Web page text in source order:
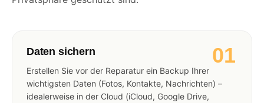
01
Daten sichern
Erstellen Sie vor der Reparatur ein Backup Ihrer
wichtigsten Daten (Fotos, Kontakte, Nachrichten) –
idealerweise in der Cloud (iCloud, Google Drive,